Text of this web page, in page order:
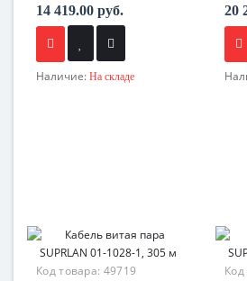
14 419.00 руб.
Наличие: На складе
20
Код товара: 49719 Код